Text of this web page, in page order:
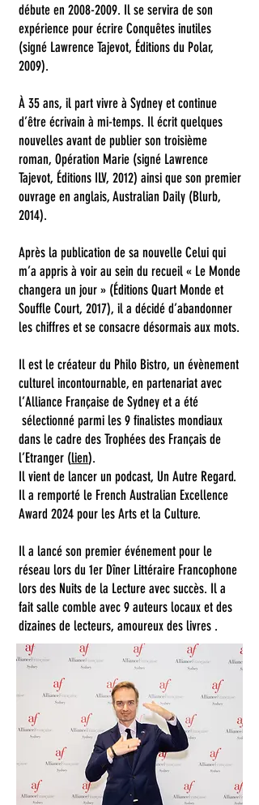
débute en 2008-2009. Il se servira de son
expérience pour écrire Conquêtes inutiles
(signé Lawrence Tajevot, Éditions du Polar,
2009).
À 35 ans, il part vivre à Sydney et continue
d’être écrivain à mi-temps. Il écrit quelques
nouvelles avant de publier son troisième
roman, Opération Marie (signé Lawrence
Tajevot, Éditions ILV, 2012) ainsi que son premier
ouvrage en anglais, Australian Daily (Blurb,
2014).
Après la publication de sa nouvelle Celui qui
m’a appris à voir au sein du recueil « Le Monde
changera un jour » (Éditions Quart Monde et
Souffle Court, 2017), il a décidé d’abandonner
les chiffres et se consacre désormais aux mots.
Il est le créateur du Philo Bistro, un évènement
culturel incontournable, en partenariat avec
l’Alliance Française de Sydney et a été
sélectionné parmi les 9 finalistes mondiaux
dans le cadre des Trophées des Français de
l’Etranger (lien).
Il vient de lancer un podcast, Un Autre Regard.
Il a remporté le French Australian Excellence
Award 2024 pour les Arts et la Culture.
Il a lancé son premier événement pour le
réseau lors du 1er Dîner Littéraire Francophone
lors des Nuits de la Lecture avec succès. Il a
fait salle comble avec 9 auteurs locaux et des
dizaines de lecteurs, amoureux des livres .